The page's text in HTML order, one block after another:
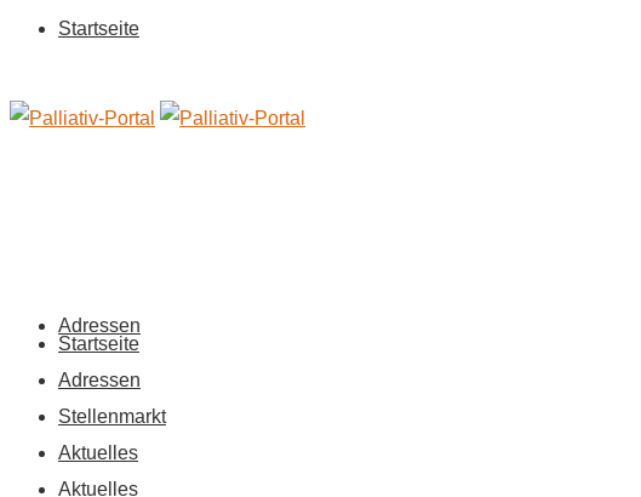
Startseite
Adressen
Startseite
Adressen
Stellenmarkt
Aktuelles
Aktuelles